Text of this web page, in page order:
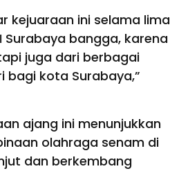
kejuaraan ini selama lima
bangga, karena
juga dari berbagai
bagi kota Surabaya,”
ajang ini menunjukkan
olahraga senam di
dan berkembang